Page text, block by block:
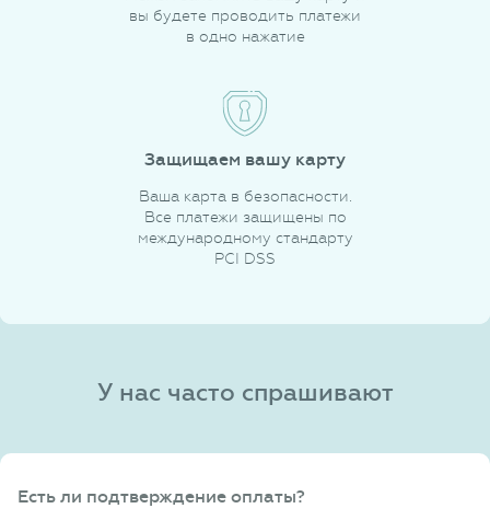
вы будете проводить платежи
в одно нажатие
Защищаем вашу карту
Ваша карта в безопасности.
Все платежи защищены по
международному стандарту
PCI DSS
У нас часто спрашивают
Есть ли подтверждение оплаты?